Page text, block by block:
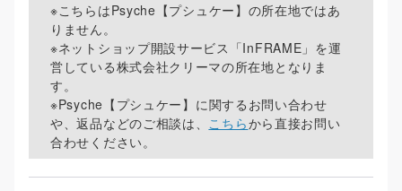
※こちらはPsyche【プシュケー】 の所在地ではあ
りません。
※ネットショップ開設サービス「InFRAME」を運
営している株式会社クリーマの所在地となりま
す。
※Psyche【プシュケー】 に関するお問い合わせ
や、返品などのご相談は、 こちらから直接お問い
合わせください。